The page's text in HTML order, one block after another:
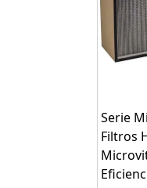
Serie
Filtros